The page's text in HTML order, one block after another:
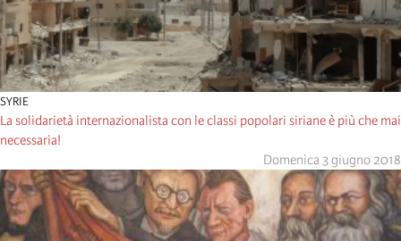
SYRIE
La solidarietà internazionalista con le classi popolari siriane è più che mai
necessaria!
Domenica 3 giugno 2018